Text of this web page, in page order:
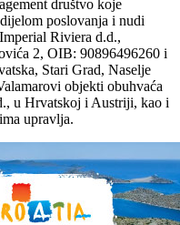
društvo koje
poslovanja i nudi
Riviera d.d.,
2, OIB: 90896496260 i
Stari Grad, Naselje
objekti obuhvaća
u Hrvatskoj i Austriji, kao i
upravlja.